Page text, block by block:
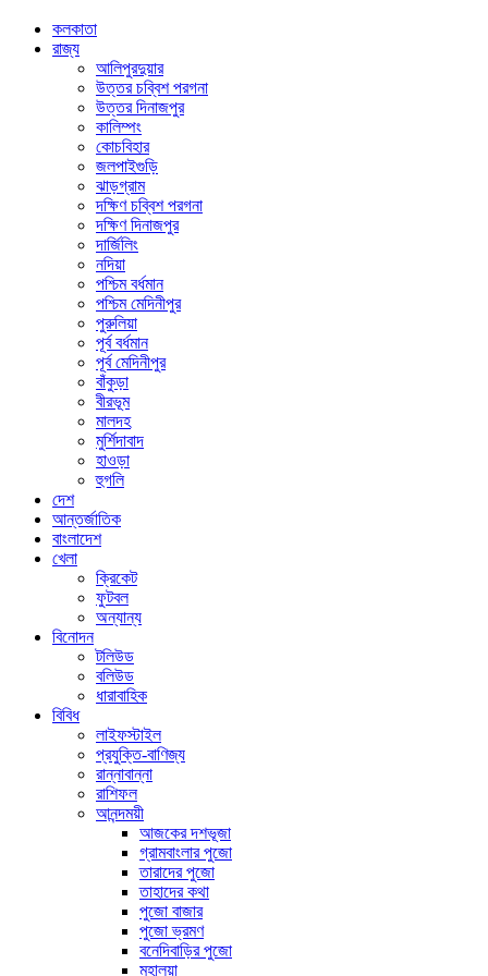
কলকাতা
রাজ্য
আলিপুরদুয়ার
উত্তর চব্বিশ পরগনা
উত্তর দিনাজপুর
কালিম্পং
কোচবিহার
জলপাইগুড়ি
ঝাড়গ্রাম
দক্ষিণ চব্বিশ পরগনা
দক্ষিণ দিনাজপুর
দার্জিলিং
নদিয়া
পশ্চিম বর্ধমান
পশ্চিম মেদিনীপুর
পুরুলিয়া
পূর্ব বর্ধমান
পূর্ব মেদিনীপুর
বাঁকুড়া
বীরভূম
মালদহ
মুর্শিদাবাদ
হাওড়া
হুগলি
দেশ
আন্তর্জাতিক
বাংলাদেশ
খেলা
ক্রিকেট
ফুটবল
অন্যান্য
বিনোদন
টলিউড
বলিউড
ধারাবাহিক
বিবিধ
লাইফস্টাইল
প্রযুক্তি-বাণিজ্য
রান্নাবান্না
রাশিফল
আনন্দময়ী
আজকের দশভূজা
গ্রামবাংলার পুজো
তারাদের পুজো
তাহাদের কথা
পুজো বাজার
পুজো ভ্রমণ
বনেদিবাড়ির পুজো
মহালয়া